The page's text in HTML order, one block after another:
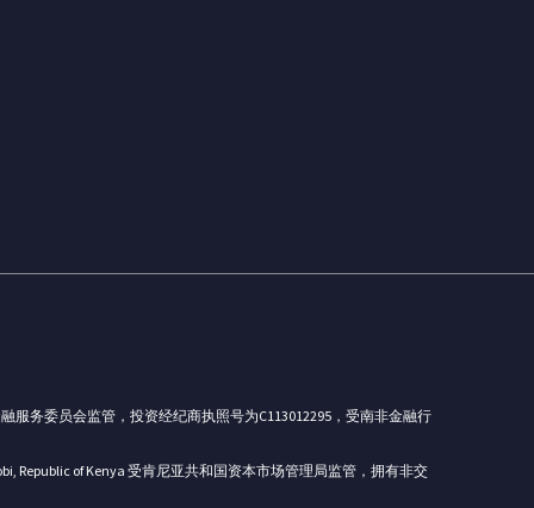
融服务委员会监管，投资经纪商执照号为C113012295，受南非金融行
Republic of Kenya 受肯尼亚共和国资本市场管理局监管，拥有非交